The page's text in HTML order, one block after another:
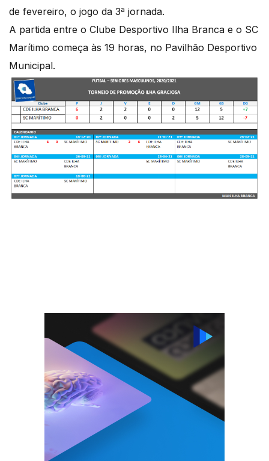
de fevereiro, o jogo da 3ª jornada.
A partida entre o Clube Desportivo Ilha Branca e o SC
Marítimo começa às 19 horas, no Pavilhão Desportivo
Municipal.